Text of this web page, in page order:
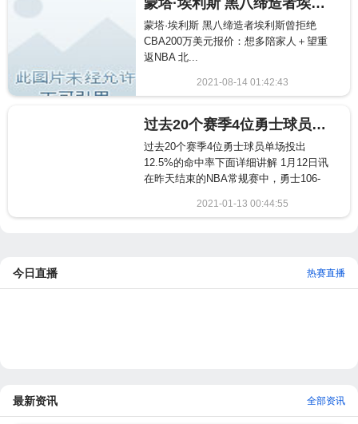
蒙塔·埃利斯 黑八缔造者埃利斯曾拒绝CBA200万美元报价：想多陪家人＋望重返NBA
蒙塔·埃利斯 黑八缔造者埃利斯曾拒绝
CBA200万美元报价：想多陪家人＋望重
返NBA 北...
2021-08-14 01:42:43
1858
过去20个赛季4位勇士球员单场投出12.5%的命中率
过去20个赛季4位勇士球员单场投出
12.5%的命中率下面详细讲解 1月12日讯
在昨天结束的NBA常规赛中，勇士106-
2021-01-13 00:44:55
2179
今日直播 热赛直播
最新资讯 全部资讯